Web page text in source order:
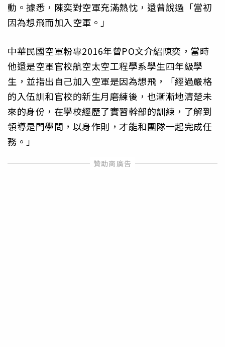
動。據悉，陳奕對空軍充滿熱忱，還曾說過「當初
因為想飛而加入空軍。」
中華民國空軍粉專2016年曾PO文介紹陳奕，當時
他還是空軍官校航空太空工程學系學生四年級學
生，並指出自己加入空軍是因為想飛，「經過嚴格
的入伍訓和官校的新生月磨練後，也漸漸地清楚未
來的身份，在學校經歷了實習幹部的訓練，了解到
領導是門學問，以身作則，才能和團隊一起完成任
務。」